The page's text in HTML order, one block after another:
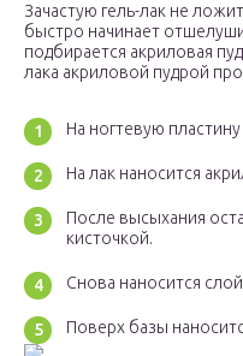
Зачастую гель-лак не
быстро начинает
подбирается акриловая
лака акриловой пудрой
На ногтевую
На лак наносится
После высыхания
кисточкой.
Снова наносится
Поверх базы